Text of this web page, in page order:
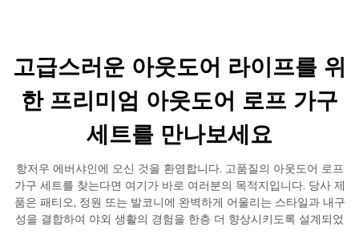
고급스러운 아웃도어 라이프를 위
한 프리미엄 아웃도어 로프 가구
세트를 만나보세요
항저우 에버샤인에 오신 것을 환영합니다. 고품질의 아웃도어 로프
가구 세트를 찾는다면 여기가 바로 여러분의 목적지입니다. 당사 제
품은 패티오, 정원 또는 발코니에 완벽하게 어울리는 스타일과 내구
성을 결합하여 야외 생활의 경험을 한층 더 향상시키도록 설계되었